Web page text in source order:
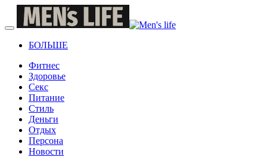
БОЛЬШЕ
Фитнес
Здоровье
Секс
Питание
Стиль
Деньги
Отдых
Персона
Новости